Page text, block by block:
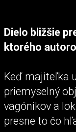
Dielo bližšie
ktorého
Keď majiteľka
priemyselný
vagónikov a
presne to čo